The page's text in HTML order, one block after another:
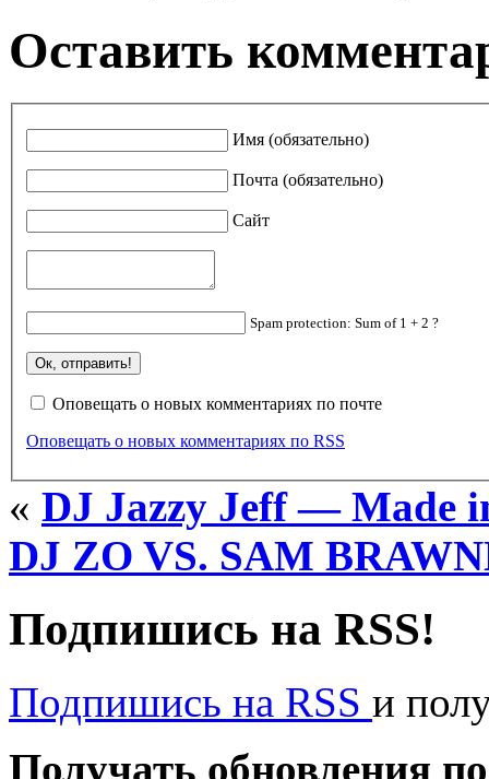
Оставить
Имя (обязательно)
Почта (обязательно)
Сайт
Spam protection: Sum of 1 + 2 ?
Оповещать о новых комментариях по почте
Оповещать о новых комментариях по RSS
« DJ Jazzy Jeff — Made
DJ ZO VS. SAM
Подпишись на RSS!
Подпишись на RSS и
Получать обновления